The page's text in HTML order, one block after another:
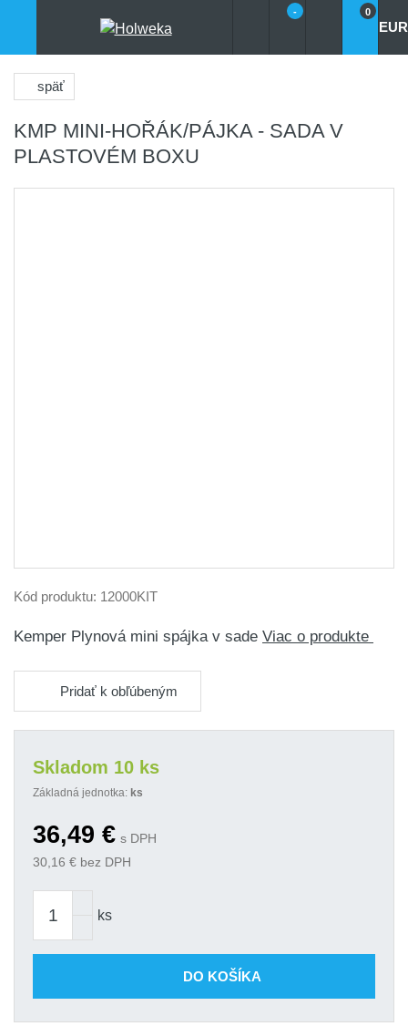
- 0
EUR
späť
KMP MINI-HOŘÁK/PÁJKA - SADA V
PLASTOVÉM BOXU
Kód produktu: 12000KIT
Kemper Plynová mini spájka v sade Viac o produkte
Pridať k obľúbeným
Skladom 10 ks
Základná jednotka: ks
36,49 € s DPH
30,16 € bez DPH
ks
DO KOŠÍKA